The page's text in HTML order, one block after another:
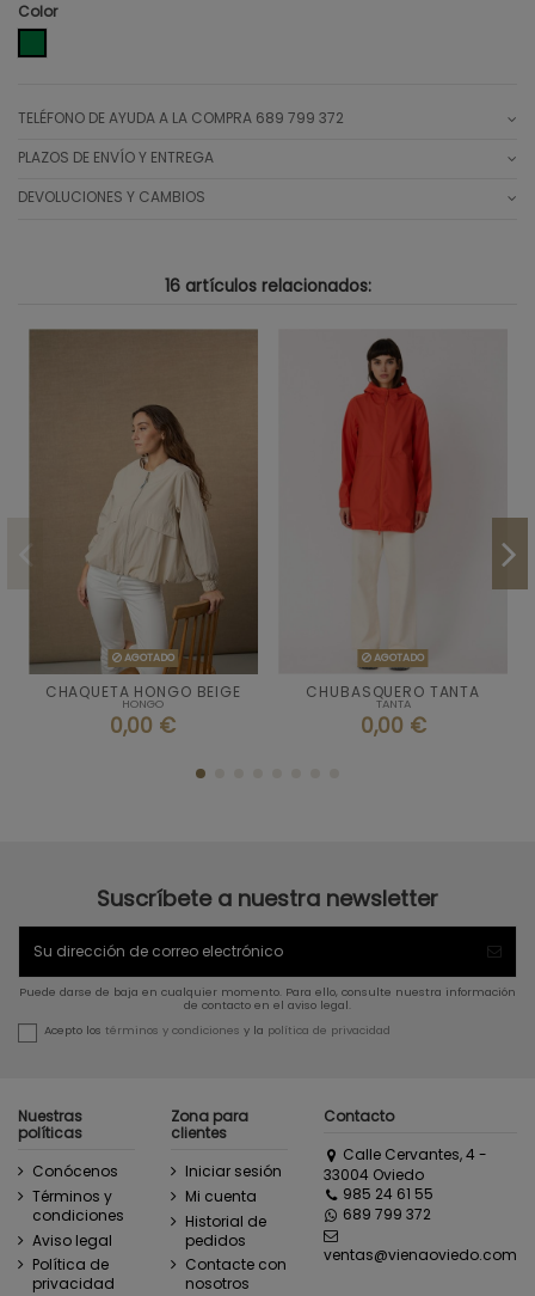
Color
TELÉFONO DE AYUDA A LA COMPRA 689 799 372
PLAZOS DE ENVÍO Y ENTREGA
DEVOLUCIONES Y CAMBIOS
16 artículos relacionados:
AGOTADO
CHAQUETA HONGO BEIGE
HONGO
0,00 €
 AGOTADO
AGOTADO
CHUBASQUERO TANTA
ROJO
TANTA
0,00 €
 AGOTADO
Suscríbete a nuestra newsletter
Puede darse de baja en cualquier momento. Para ello, consulte nuestra información
de contacto en el aviso legal.
Acepto los términos y condiciones y la política de privacidad
Nuestras
políticas
Conócenos
Términos y
condiciones
Aviso legal
Política de
privacidad
Zona para
clientes
Iniciar sesión
Mi cuenta
Historial de
pedidos
Contacte con
nosotros
Contacto
Calle Cervantes, 4 -
33004 Oviedo
985 24 61 55
689 799 372
ventas@vienaoviedo.com